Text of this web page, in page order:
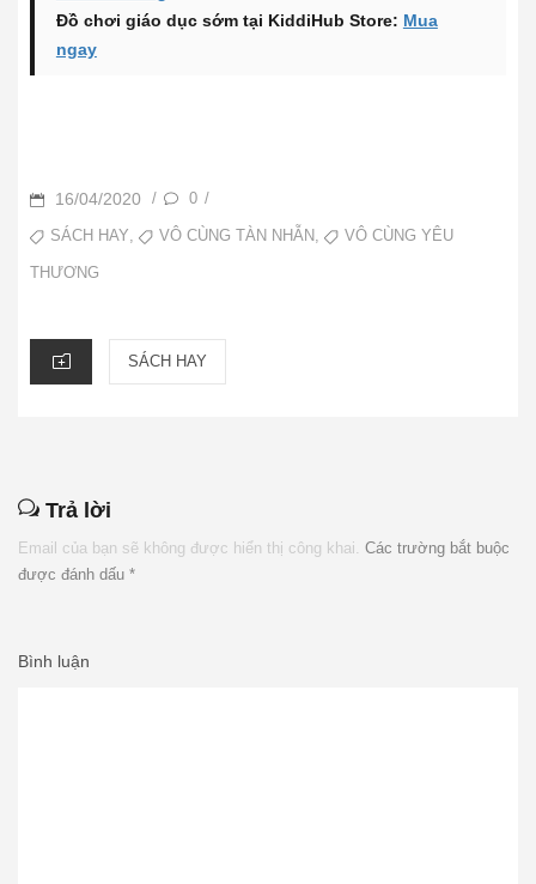
Đồ chơi giáo dục sớm tại KiddiHub Store: Mua
ngay
POSTED
ON
16/04/2020 / 0 /
TAGSSÁCH HAY VÔ CÙNG TÀN NHẪN VÔ CÙNG YÊU
THƯƠNG
CATEGORIES
SÁCH HAY
Trả lời
Email của bạn sẽ không được hiển thị công khai. Các trường bắt buộc
được đánh dấu *
Bình luận